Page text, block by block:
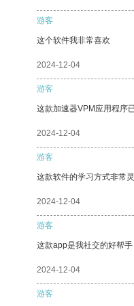
游客
这个软件我非常喜欢
2024-12-04
游客
这款加速器VPM应用程序
2024-12-04
游客
这款软件的学习方式非常
2024-12-04
游客
这款app是我社交的好帮
2024-12-04
游客